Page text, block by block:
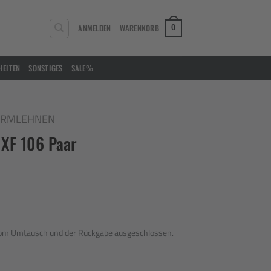
ANMELDEN WARENKORB 0
SONSTIGES SALE%
106 Paar
Umtausch und der Rückgabe ausgeschlossen.